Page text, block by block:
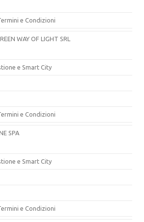
e Condizioni
WAY OF LIGHT SRL
e Smart City
e Condizioni
SPA
e Smart City
e Condizioni